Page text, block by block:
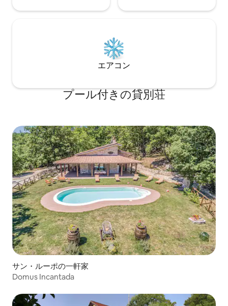
エアコン
プール付きの貸別荘
サン・ルーポの一軒家
Domus Incantada